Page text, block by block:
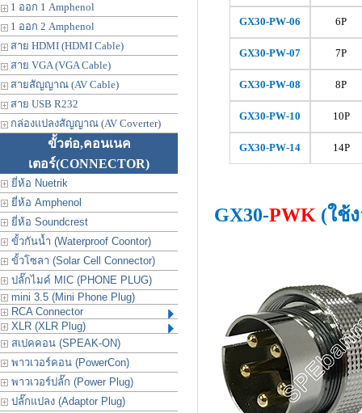
1 ออก 1 Amphenol
1 ออก 2 Amphenol
สาย HDMI (HDMI Cable)
สาย VGA (VGA Cable)
สายสัญญาณ (AV Cable)
สาย USB R232
กล่องแปลงสัญญาณ (AV Coverter)
ขั้วต่อ,คอนเนค
เตอร์(CONNECTOR)
ยี่ห้อ Nuetrik
ยี่ห้อ Amphenol
ยี่ห้อ Soundcrest
ขั้วกันน้ำ (Waterproof Coontor)
ขั้วโซลา (Solar Cell Connector)
ปลั๊กไมค์ MIC (PHONE PLUG)
mini 3.5 (Mini Phone Plug)
RCA Connector
XLR (XLR Plug)
สเปคคอน (SPEAK-ON)
พาวเวอร์คอน (PowerCon)
พาวเวอร์ปลั๊ก (Power Plug)
ปลั๊กแปลง (Adaptor Plug)
GX30-PW-06 6P
GX30-PW-07 7P
GX30-PW-08 8P
GX30-PW-10 10P
GX30-PW-14 14P
GX30-PWK (ใช้